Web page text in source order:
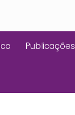
Publicações